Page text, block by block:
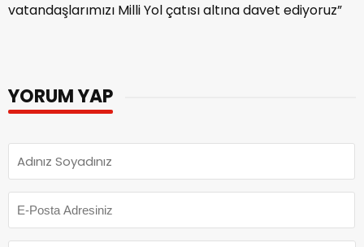
vatandaşlarımızı Milli Yol çatısı altına davet ediyoruz”
YORUM YAP